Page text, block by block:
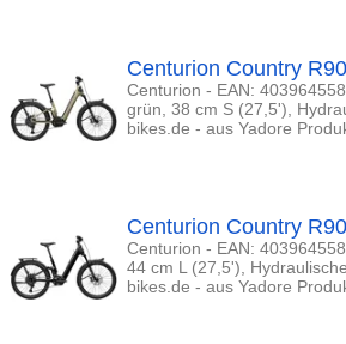
Centurion Country
Centurion - EAN:
grün, 38 cm S (27,5'),
bikes.de - aus Yadore
Centurion Country
Centurion - EAN:
44 cm L (27,5'),
bikes.de - aus Yadore